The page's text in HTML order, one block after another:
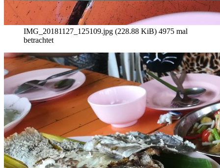
IMG_20181127_125109.jpg (228.88 KiB) 4975 mal
betrachtet